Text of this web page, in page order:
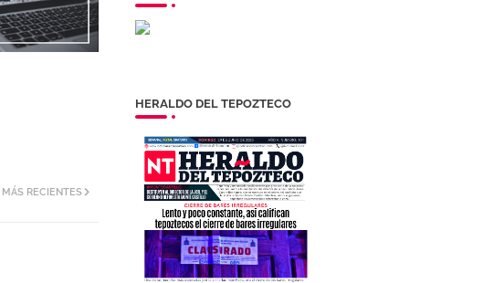
MÁS RECIENTES
HERALDO DEL TEPOZTECO